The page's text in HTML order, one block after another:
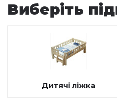
Виберіть
Дитячі ліжка